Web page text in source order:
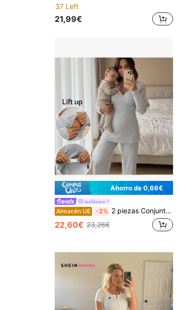
37 Left
21,99€
Ahorro de 0,66€
melimere
Almacén UE -2% 2 piezas Conjunto casual de camiseta de manga larga de punto acanalado y pantalones con cintura ajustable para maternidad
22,60€ 23,26€